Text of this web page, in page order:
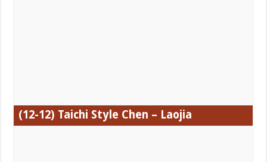
(12-12) Taichi Style Chen – Laojia